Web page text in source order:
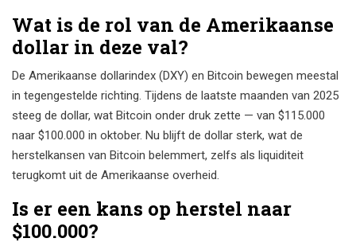
Wat is de rol van de Amerikaanse
dollar in deze val?
De Amerikaanse dollarindex (DXY) en Bitcoin bewegen meestal
in tegengestelde richting. Tijdens de laatste maanden van 2025
steeg de dollar, wat Bitcoin onder druk zette — van $115.000
naar $100.000 in oktober. Nu blijft de dollar sterk, wat de
herstelkansen van Bitcoin belemmert, zelfs als liquiditeit
terugkomt uit de Amerikaanse overheid.
Is er een kans op herstel naar
$100.000?